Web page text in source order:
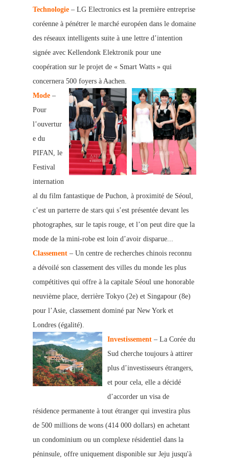
Technologie – LG Electronics est la première entreprise
coréenne à pénétrer le marché européen dans le domaine
des réseaux intelligents suite à une lettre d’intention
signée avec Kellendonk Elektronik pour une
coopération sur le projet de « Smart Watts » qui
concernera 500 foyers à Aachen.
Mode –
Pour
l’ouvertur
e du
PIFAN, le
Festival
internation
al du film fantastique de Puchon, à proximité de Séoul,
c’est un parterre de stars qui s’est présentée devant les
photographes, sur le tapis rouge, et l’on peut dire que la
mode de la mini-robe est loin d’avoir disparue...
Classement – Un centre de recherches chinois reconnu
a dévoilé son classement des villes du monde les plus
compétitives qui offre à la capitale Séoul une honorable
neuvième place, derrière Tokyo (2e) et Singapour (8e)
pour l’Asie, classement dominé par New York et
Londres (égalité).
Investissement – La Corée du
Sud cherche toujours à attirer
plus d’investisseurs étrangers,
et pour cela, elle a décidé
d’accorder un visa de
résidence permanente à tout étranger qui investira plus
de 500 millions de wons (414 000 dollars) en achetant
un condominium ou un complexe résidentiel dans la
péninsule, offre uniquement disponible sur Jeju jusqu'à